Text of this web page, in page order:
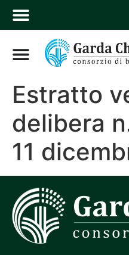
Estratto
delibera
11